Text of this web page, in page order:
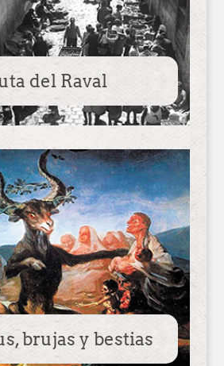
del Raval
brujas y bestias